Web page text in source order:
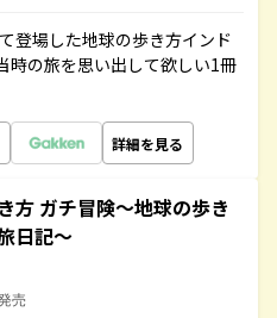
登場した地球の歩き方インド
の旅を思い出して欲しい1冊
詳細を見る
方 ガチ冒険～地球の歩き
日記～
売